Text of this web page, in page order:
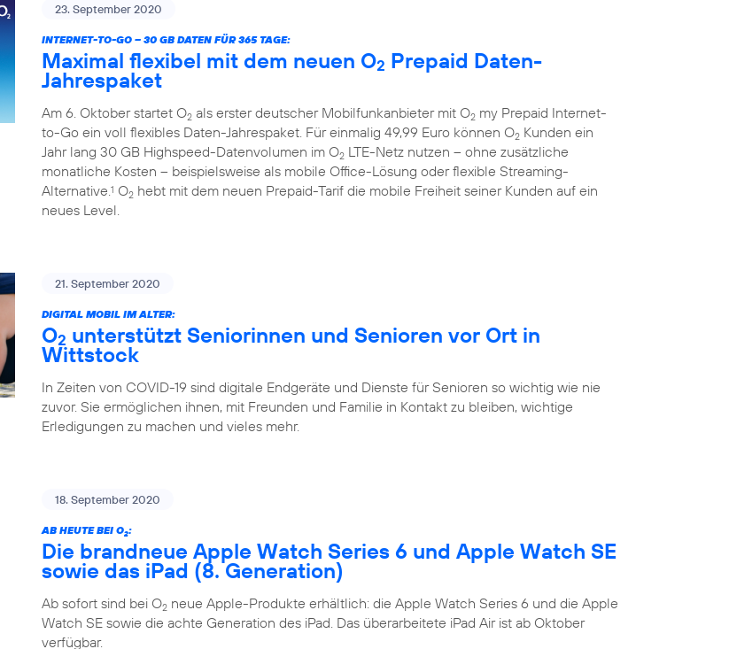
23. September 2020
INTERNET-TO-GO – 30 GB DATEN FÜR 365 TAGE:
Maximal flexibel mit dem neuen O2 Prepaid Daten-
Jahrespaket
Am 6. Oktober startet O2 als erster deutscher Mobilfunkanbieter mit O2 my Prepaid Internet-
to-Go ein voll flexibles Daten-Jahrespaket. Für einmalig 49,99 Euro können O2 Kunden ein
Jahr lang 30 GB Highspeed-Datenvolumen im O2 LTE-Netz nutzen – ohne zusätzliche
monatliche Kosten – beispielsweise als mobile Office-Lösung oder flexible Streaming-
Alternative.1 O2 hebt mit dem neuen Prepaid-Tarif die mobile Freiheit seiner Kunden auf ein
neues Level.
21. September 2020
DIGITAL MOBIL IM ALTER:
O2 unterstützt Seniorinnen und Senioren vor Ort in
Wittstock
In Zeiten von COVID-19 sind digitale Endgeräte und Dienste für Senioren so wichtig wie nie
zuvor. Sie ermöglichen ihnen, mit Freunden und Familie in Kontakt zu bleiben, wichtige
Erledigungen zu machen und vieles mehr.
18. September 2020
AB HEUTE BEI O2:
Die brandneue Apple Watch Series 6 und Apple Watch SE
sowie das iPad (8. Generation)
Ab sofort sind bei O2 neue Apple-Produkte erhältlich: die Apple Watch Series 6 und die Apple
Watch SE sowie die achte Generation des iPad. Das überarbeitete iPad Air ist ab Oktober
verfügbar.